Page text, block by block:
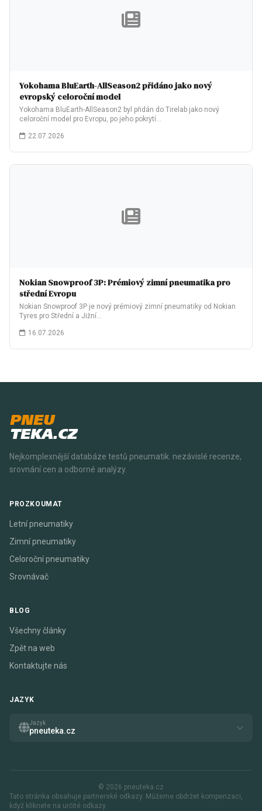
Yokohama BluEarth-AllSeason2 přidáno jako nový
evropský celoroční model
Yokohama BluEarth-AllSeason2 byl přidán do Tirelab jako nový
celoroční model pro Evropu, po jeho pokrytí…
22.07.2026
Nokian Snowproof 3P: Prémiový zimní pneumatika pro
střední Evropu
Nokian Snowproof 3P je nový prémiový zimní pneumatiky od Nokian
Tyres pro Střední a Jižní…
16.07.2026
PNEU
TEKA.CZ
Nejkomplexnější databáze testů pneumatik. nezávislé recenze,
srovnání cen a odborné analýzy.
PROZKOUMAT
Letní pneumatiky
Zimní pneumatiky
Celoroční pneumatiky
Srovnávač
BLOG
Všechny články
Zpět na web
Kontaktujte nás
JAZYK
Jazyk
pneuteka.cz
© 2026 pneuteka.cz
Tato stránka obsahuje partnerské odkazy. Můžeme obdržet kompenzaci,
když kliknete na určité odkazy.